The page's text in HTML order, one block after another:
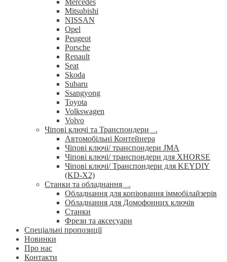
Mercedes
Mitsubishi
NISSAN
Opel
Peugeot
Porsche
Renault
Seat
Skoda
Subaru
Ssangyong
Toyota
Volkswagen
Volvo
Чіпові ключі та Транспондери
Розгорнуте
вкладене
меню
Автомобільні Контейнера
Чіпові ключі/ транспондери JMA
Чіпові ключі/ транспондери для XHORSE
Чіпові ключі/ Транспондери для KEYDIY
(KD-X2)
Станки та обладнання
Розгорнуте
вкладене
меню
Обладнання для копіювання іммобілайзерів
Обладнання для Домофонних ключів
Станки
Фрези та аксесуари
Спеціальні пропозиції
Новинки
Про нас
Контакти